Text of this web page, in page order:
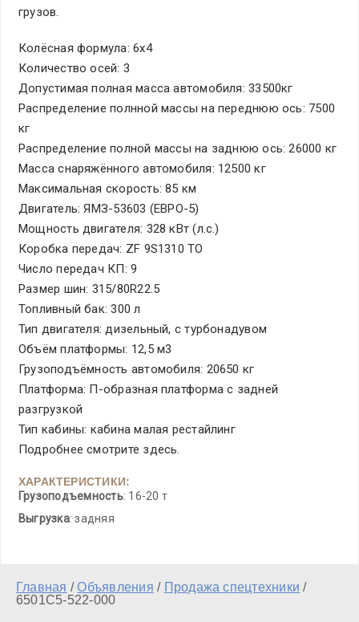
грузов.
Колёсная формула: 6х4
Количество осей: 3
Допустимая полная масса автомобиля: 33500кг
Распределение полнной массы на переднюю ось: 7500
кг
Распределение полной массы на заднюю ось: 26000 кг
Масса снаряжённого автомобиля: 12500 кг
Макcимальная скорость: 85 км
Двигатель: ЯМЗ-53603 (ЕВРО-5)
Мощность двигателя: 328 кВт (л.с.)
Коробка передач: ZF 9S1310 TO
Число передач КП: 9
Размер шин: 315/80R22.5
Топливный бак: 300 л
Тип двигателя: дизельный, с турбонадувом
Объём платформы: 12,5 м3
Грузоподъёмность автомобиля: 20650 кг
Платформа: П-образная платформа с задней
разгрузкой
Тип кабины: кабина малая рестайлинг
Подробнее смотрите здесь.
ХАРАКТЕРИСТИКИ:
Грузоподъемность: 16-20 т
Выгрузка: задняя
Главная /Объявления / Продажа спецтехники /
6501С5-522-000